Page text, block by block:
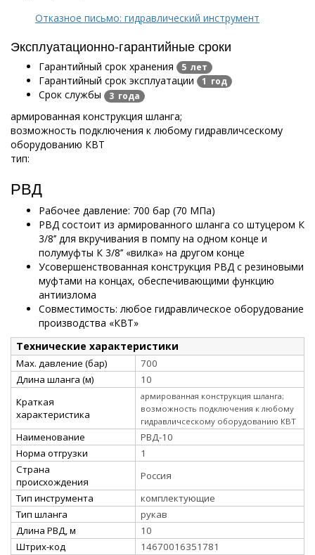
Отказное письмо: гидравлический инструмент
Эксплуатационно-гарантийные сроки
Гарантийный срок хранения 5 лет
Гарантийный срок эксплуатации 1 год
Срок службы 3 года
армированная конструкция шланга;
возможность подключения к любому гидравличсескому
оборудованию КВТ
тип:
РВД
Рабочее давление: 700 бар (70 МПа)
РВД состоит из армированного шланга со штуцером К
3/8’’ для вкручивания в помпу на одном конце и
полумуфты К 3/8’’ «вилка» на другом конце
Усовершенствованная конструкция РВД с резиновыми
муфтами на концах, обеспечивающими функцию
антиизлома
Совместимость: любое гидравлическое оборудование
производства «КВТ»
Технические характеристики
Max. давление (бар)
700
Длина шланга (м)
10
Краткая
характеристика
армированная конструкция шланга;
возможность подключения к любому
гидравличсескому оборудованию КВТ
Наименование
РВД-10
Норма отгрузки
1
Страна
происхождения
Россия
Тип инструмента
комплектующие
Тип шланга
рукав
Длина РВД, м
10
Штрих-код
14670016351781